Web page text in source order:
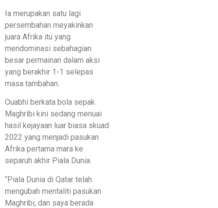
Ia merupakan satu lagi
persembahan meyakinkan
juara Afrika itu yang
mendominasi sebahagian
besar permainan dalam aksi
yang berakhir 1-1 selepas
masa tambahan.
Ouabhi berkata bola sepak
Maghribi kini sedang menuai
hasil kejayaan luar biasa skuad
2022 yang menjadi pasukan
Afrika pertama mara ke
separuh akhir Piala Dunia.
“Piala Dunia di Qatar telah
mengubah mentaliti pasukan
Maghribi, dan saya berada